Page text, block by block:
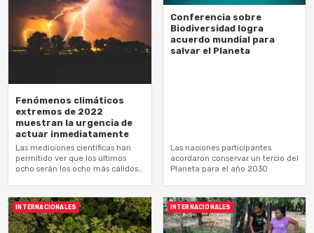
Fenómenos climáticos
extremos de 2022
muestran la urgencia de
actuar inmediatamente
Las mediciones científicas han
permitido ver que los últimos
ocho serán los ocho más cálidos
Conferencia sobre
Biodiversidad logra
acuerdo mundial para
salvar el Planeta
Las naciones participantes
acordaron conservar un tercio del
Planeta para el año 2030
INTERNACIONALES INTERNACIONALES